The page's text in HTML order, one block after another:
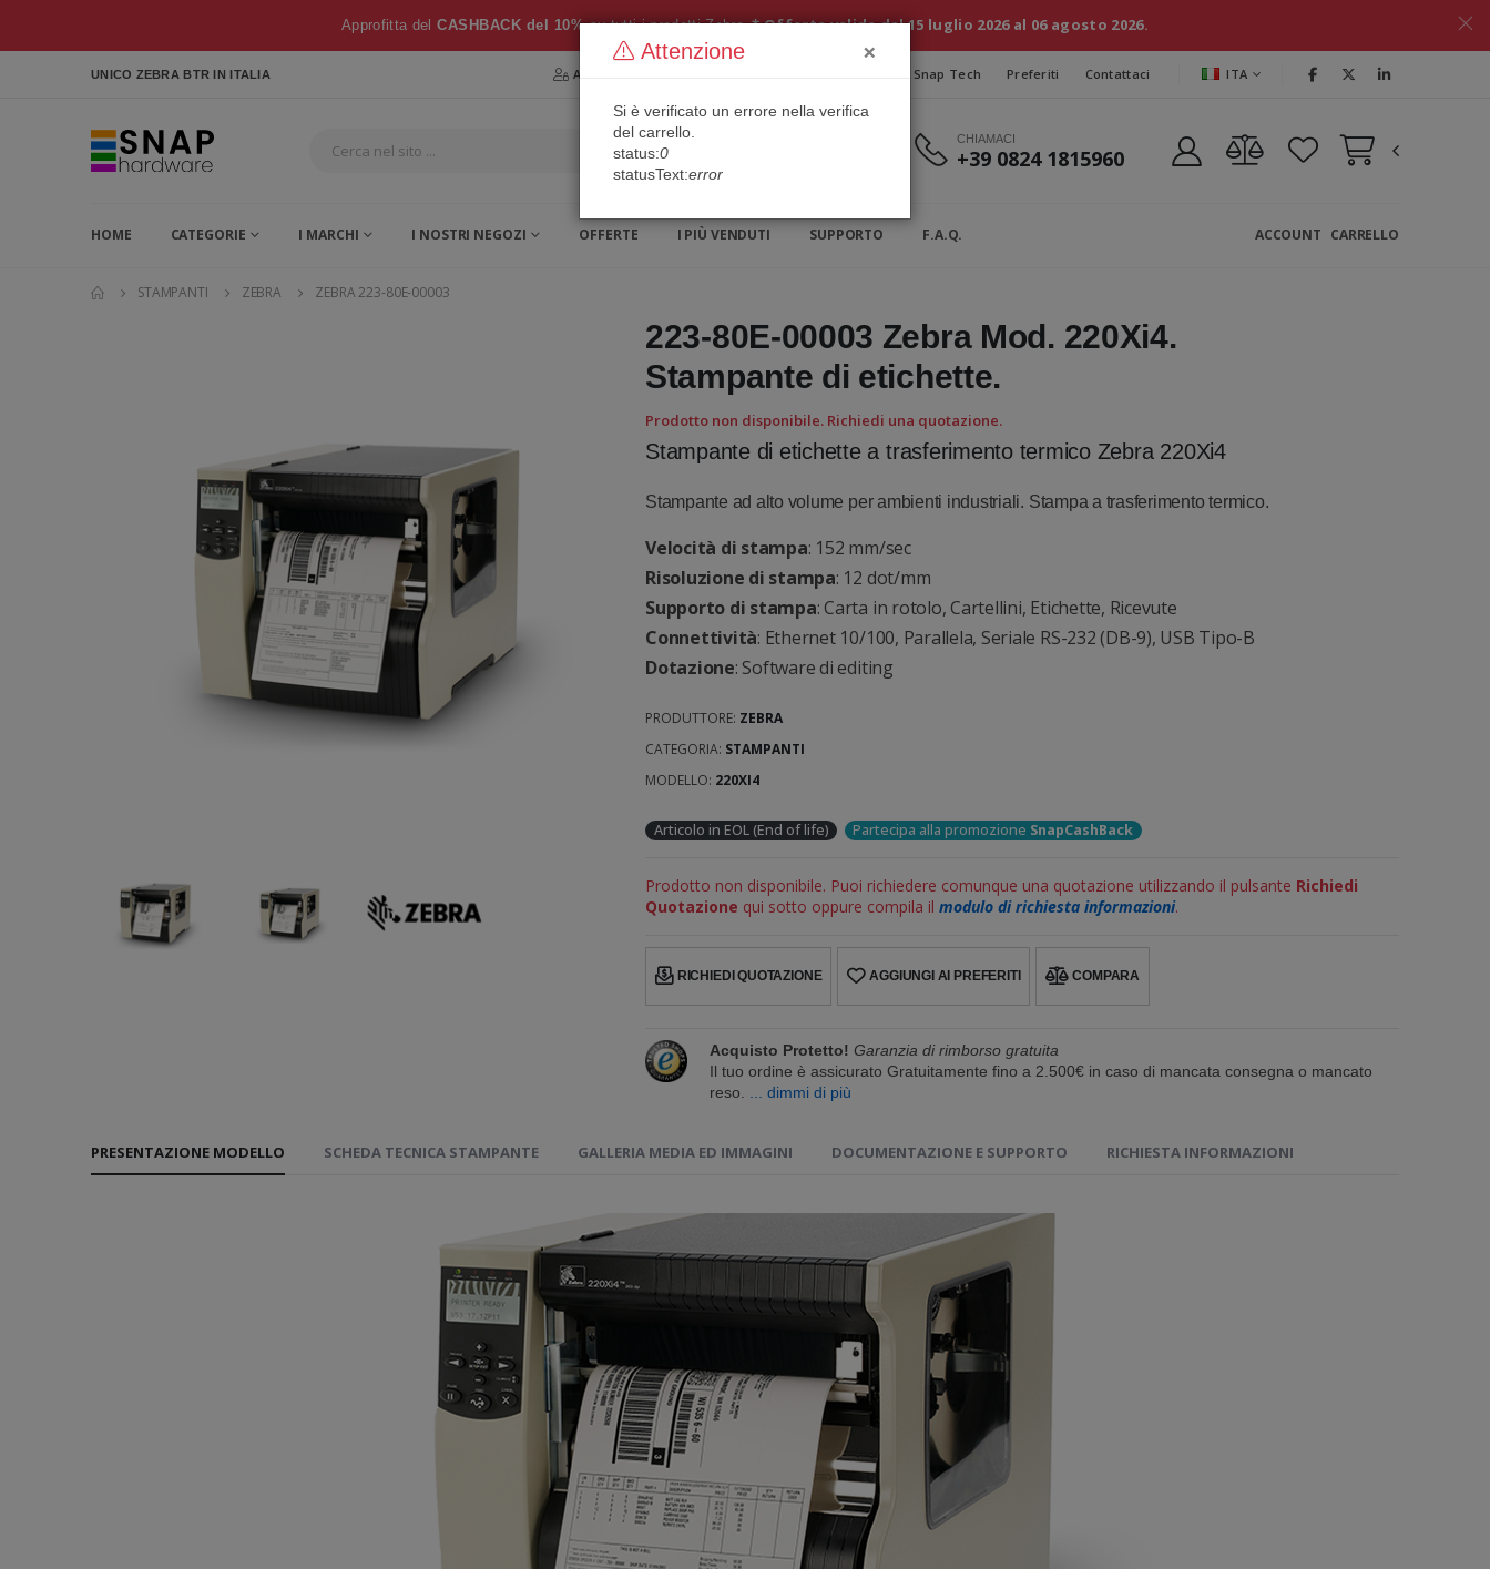
Approfitta del CASHBACK del 10%su tutti i prodotti Zebra * Offerta valida dal 15 luglio 2026 al 06 agosto 2026.
UNICO ZEBRA BTRIN ITALIA Area Riservata Snap Tech Preferiti Contattaci ITA
CHIAMACI
+39 0824 1815960
HOME CATEGORIE I MARCHI I NOSTRI NEGOZI OFFERTE I PIÙ VENDUTI SUPPORTO F.A.Q. CARRELLO
ACCOUNT
STAMPANTI ZEBRA ZEBRA 223-80E-00003
223-80E-00003 Zebra Mod. 220Xi4.
Stampante di etichette.
Prodotto non disponibile. Richiedi una quotazione.
Stampante di etichette a trasferimento termico Zebra 220Xi4
Stampante ad alto volume per ambienti industriali. Stampa a trasferimento termico.
Velocità di stampa: 152 mm/sec
Risoluzione di stampa: 12 dot/mm
Supporto di stampa: Carta in rotolo, Cartellini, Etichette, Ricevute
Connettività: Ethernet 10/100, Parallela, Seriale RS-232 (DB-9), USB Tipo-B
Dotazione: Software di editing
PRODUTTORE: ZEBRA
CATEGORIA: STAMPANTI
MODELLO: 220XI4
Articolo in EOL (End of life) Partecipa alla promozione SnapCashBack
Prodotto non disponibile. Puoi richiedere comunque una quotazione utilizzando il pulsante Richiedi
Quotazione qui sotto oppure compila il modulo di richiesta informazioni.
RICHIEDI QUOTAZIONE AGGIUNGI AI PREFERITI COMPARA
Acquisto Protetto! Garanzia di rimborso gratuita
Il tuo ordine è assicurato Gratuitamente fino a 2.500€ in caso di mancata consegna o mancato
reso.
... dimmi di più
PRESENTAZIONE MODELLO SCHEDA TECNICA STAMPANTE GALLERIA MEDIA ED IMMAGINI DOCUMENTAZIONE E SUPPORTO RICHIESTA INFORMAZIONI
Attenzione ×
Si è verificato un errore nella verifica
del carrello.
status:0
statusText:error